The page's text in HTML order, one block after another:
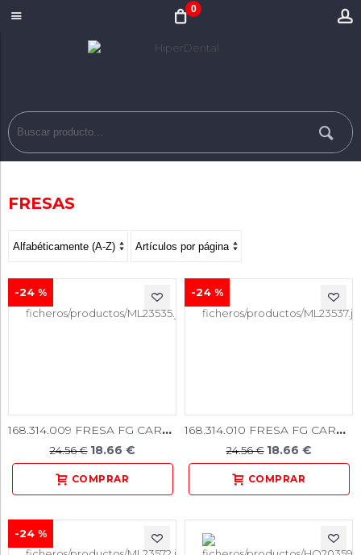
0
FRESAS
168.314.009 FRESA FG CARB. TUNGST. N 169 5u.
24.56 € 18.66 €
-24 %
168.314.010 FRESA FG CARB. TUNGST. N 170 5u.
24.56 € 18.66 €
-24 %
-24 %